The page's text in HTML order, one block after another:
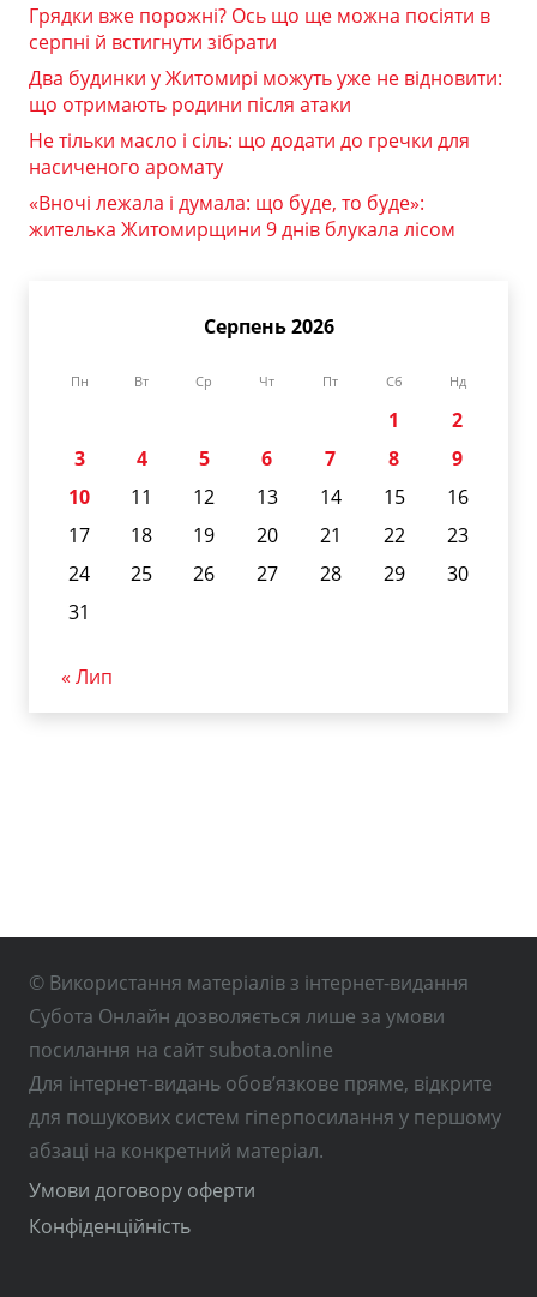
Грядки вже порожні? Ось що ще можна посіяти в
серпні й встигнути зібрати
Два будинки у Житомирі можуть уже не відновити:
що отримають родини після атаки
Не тільки масло і сіль: що додати до гречки для
насиченого аромату
«Вночі лежала і думала: що буде, то буде»:
жителька Житомирщини 9 днів блукала лісом
Серпень 2026
Пн Вт Ср Чт Пт Сб Нд
1
2
3
4 5 6 7 8
9
10
11 12 13 14 15
16
17
18 19 20 21 22
23
24
25 26 27 28 29
30
31
« Лип
© Використання матеріалів з інтернет-видання
Субота Онлайн дозволяється лише за умови
посилання на сайт subota.online
Для інтернет-видань обов’язкове пряме, відкрите
для пошукових систем гіперпосилання у першому
абзаці на конкретний матеріал.
Умови договору оферти
Конфіденційність